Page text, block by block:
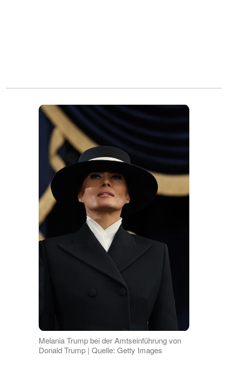
Melania Trump bei der Amtseinführung von
Donald Trump | Quelle: Getty Images